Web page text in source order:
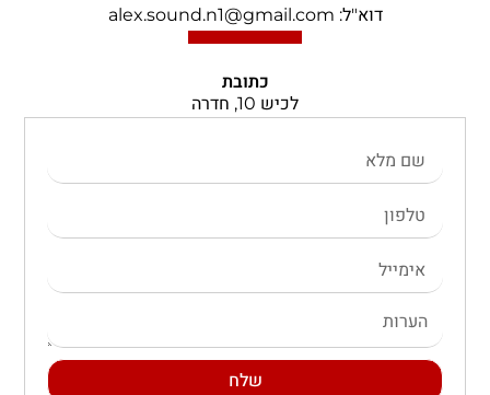
דוא"ל: alex.sound.n1@gmail.com
כתובת
לכיש 10, חדרה
שלח